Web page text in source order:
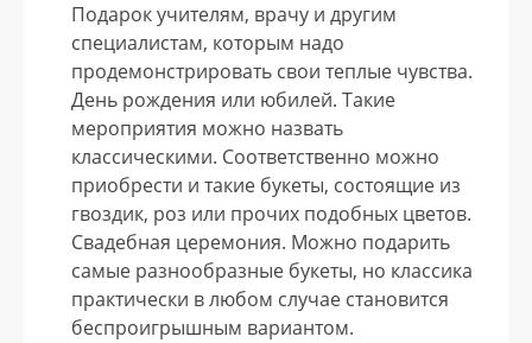
Подарок учителям, врачу и другим
специалистам, которым надо
продемонстрировать свои теплые чувства.
День рождения или юбилей. Такие
мероприятия можно назвать
классическими. Соответственно можно
приобрести и такие букеты, состоящие из
гвоздик, роз или прочих подобных цветов.
Свадебная церемония. Можно подарить
самые разнообразные букеты, но классика
практически в любом случае становится
беспроигрышным вариантом.